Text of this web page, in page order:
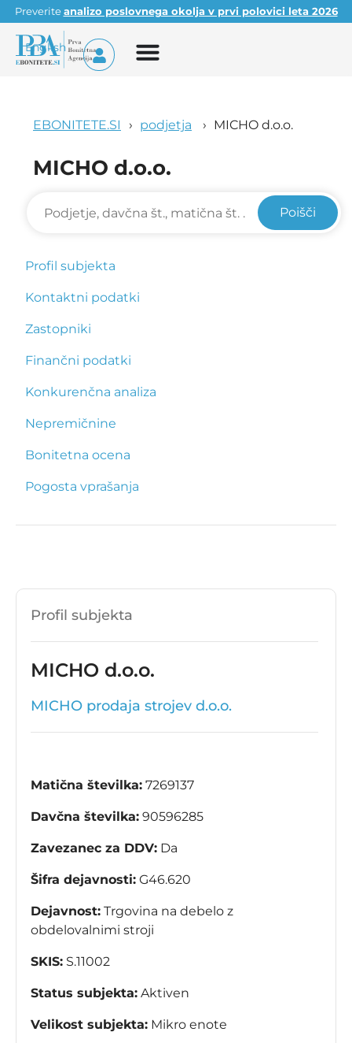
Preveriteanalizo poslovnega okolja v prvi polovici leta 2026
English
EBONITETE.SI podjetja MICHO d.o.o.
MICHO d.o.o.
Poišči
Profil subjekta
Kontaktni podatki
Zastopniki
Finančni podatki
Konkurenčna analiza
Nepremičnine
Bonitetna ocena
Pogosta vprašanja
Profil subjekta
MICHO d.o.o.
MICHO prodaja strojev d.o.o.
Matična številka: 7269137
Davčna številka: 90596285
Zavezanec za DDV: Da
Šifra dejavnosti: G46.620
Dejavnost: Trgovina na debelo z
obdelovalnimi stroji
SKIS: S.11002
Status subjekta: Aktiven
Velikost subjekta: Mikro enote